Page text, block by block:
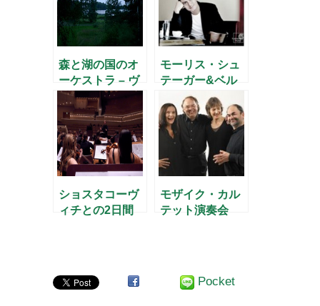
森と湖の国のオ
ーケストラ – ヴ
ァンスカ指揮ラ
ハティ響 –
モーリス・シュ
テーガー&ベル
リン古楽アカデ
ミーのテレマン
ショスタコーヴ
ィチとの2日間
モザイク・カル
テット演奏会
Pocket